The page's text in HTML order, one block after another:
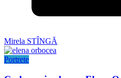
Mirela STÎNGĂ
Portrete